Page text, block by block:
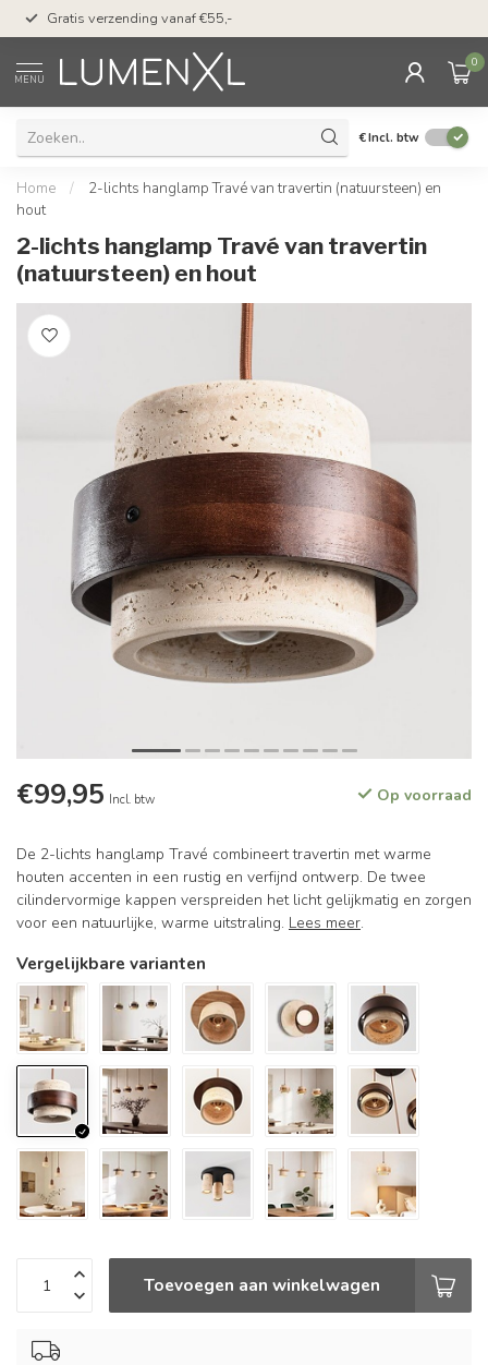
Gratis verzending vanaf €55,-
MENU
0
€Incl. btw
Home /
2-lichts hanglamp Travé van travertin (natuursteen) en
hout
2-lichts hanglamp Travé van travertin
(natuursteen) en hout
€99,95 Incl. btw Op voorraad
De 2-lichts hanglamp Travé combineert travertin met warme
houten accenten in een rustig en verfijnd ontwerp. De twee
cilindervormige kappen verspreiden het licht gelijkmatig en zorgen
voor een natuurlijke, warme uitstraling. Lees meer.
Vergelijkbare varianten
Toevoegen aan winkelwagen